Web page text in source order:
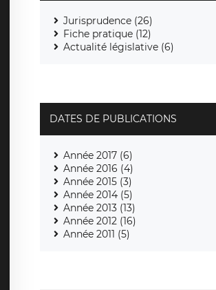
Jurisprudence (26)
Fiche pratique (12)
Actualité législative (6)
DATES DE PUBLICATIONS
Année 2017 (6)
Année 2016 (4)
Année 2015 (3)
Année 2014 (5)
Année 2013 (13)
Année 2012 (16)
Année 2011 (5)